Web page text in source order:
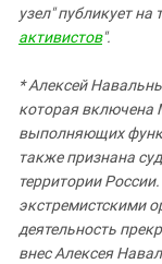
узел" публикует на
активистов".
* Алексей
которая включена
выполняющих
также признана
территории
экстремистскими
деятельность
внес Алексея